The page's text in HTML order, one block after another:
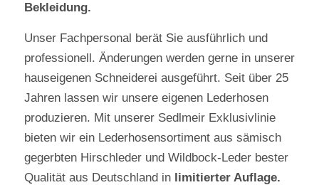
Bekleidung.
Unser Fachpersonal berät Sie ausführlich und
professionell. Änderungen werden gerne in unserer
hauseigenen Schneiderei ausgeführt. Seit über 25
Jahren lassen wir unsere eigenen Lederhosen
produzieren. Mit unserer Sedlmeir Exklusivlinie
bieten wir ein Lederhosensortiment aus sämisch
gegerbten Hirschlederund Wildbock-Lederbester
Qualität aus Deutschland in limitierter Auflage.